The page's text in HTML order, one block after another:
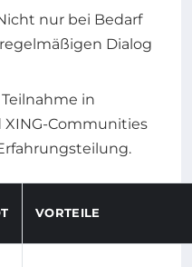
nur bei Bedarf
Dialog
Teilnahme in
Communities
VORTEILE